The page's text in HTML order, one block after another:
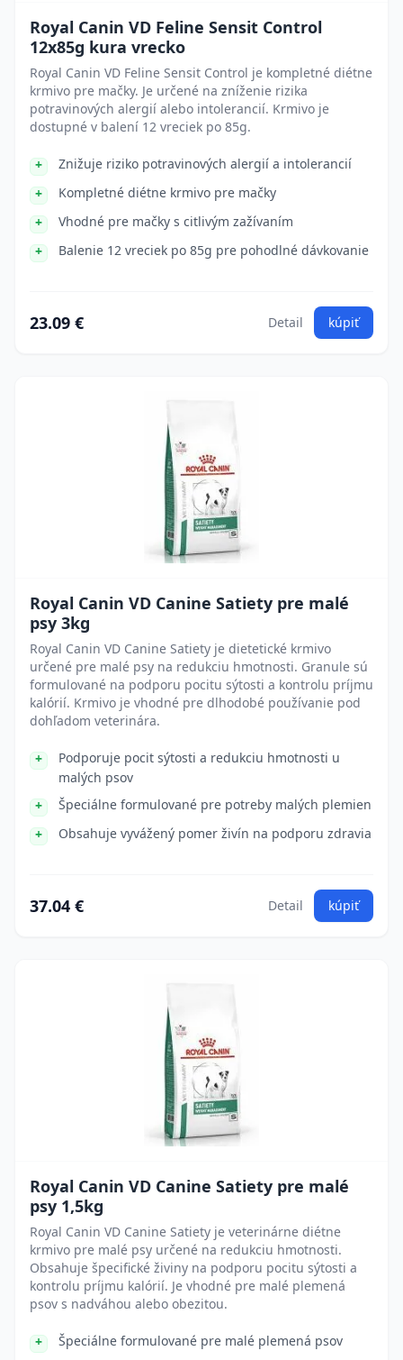
Royal Canin VD Feline Sensit Control
12x85g kura vrecko
Royal Canin VD Feline Sensit Control je kompletné diétne
krmivo pre mačky. Je určené na zníženie rizika
potravinových alergií alebo intolerancií. Krmivo je
dostupné v balení 12 vreciek po 85g.
Znižuje riziko potravinových alergií a intolerancií
Kompletné diétne krmivo pre mačky
Vhodné pre mačky s citlivým zažívaním
Balenie 12 vreciek po 85g pre pohodlné dávkovanie
23.09 € Detail kúpiť
Royal Canin VD Canine Satiety pre malé
psy 3kg
Royal Canin VD Canine Satiety je dietetické krmivo
určené pre malé psy na redukciu hmotnosti. Granule sú
formulované na podporu pocitu sýtosti a kontrolu príjmu
kalórií. Krmivo je vhodné pre dlhodobé používanie pod
dohľadom veterinára.
Podporuje pocit sýtosti a redukciu hmotnosti u
malých psov
Špeciálne formulované pre potreby malých plemien
Obsahuje vyvážený pomer živín na podporu zdravia
37.04 € Detail kúpiť
Royal Canin VD Canine Satiety pre malé
psy 1,5kg
Royal Canin VD Canine Satiety je veterinárne diétne
krmivo pre malé psy určené na redukciu hmotnosti.
Obsahuje špecifické živiny na podporu pocitu sýtosti a
kontrolu príjmu kalórií. Je vhodné pre malé plemená
psov s nadváhou alebo obezitou.
Špeciálne formulované pre malé plemená psov